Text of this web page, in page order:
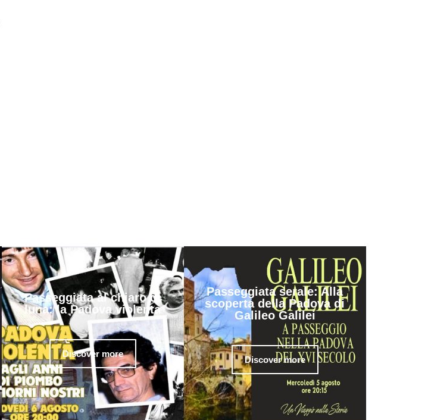
Passeggiata al chiaro di
luna: la Padova violenta
Discover more
Passeggiata serale: Alla
scoperta della Padova di
Galileo Galilei
Discover more